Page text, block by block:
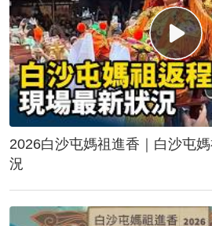
2026白沙屯媽祖進香｜白沙屯
況